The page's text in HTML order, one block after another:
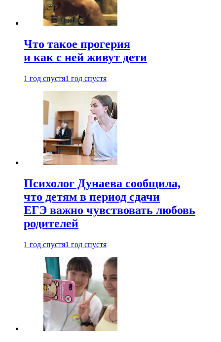
Что такое прогерия
и как с ней живут дети
1 год спустя1 год спустя
Психолог Дунаева сообщила,
что детям в период сдачи
ЕГЭ важно чувствовать любовь
родителей
1 год спустя1 год спустя